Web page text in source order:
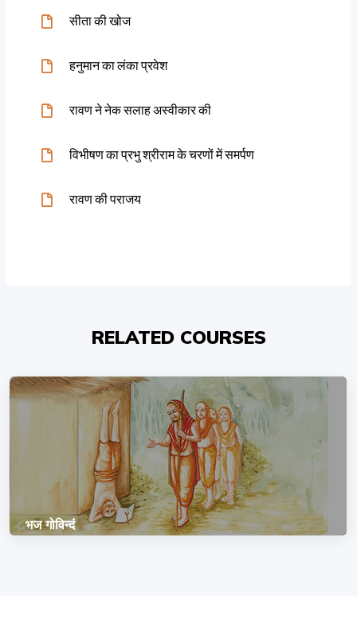
सीता की खोज
हनुमान का लंका प्रवेश
रावण ने नेक सलाह अस्वीकार की
विभीषण का प्रभु श्रीराम के चरणों में समर्पण
रावण की पराजय
RELATED COURSES
भज गोविन्दं